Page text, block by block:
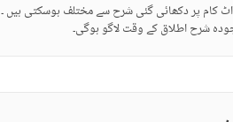
کام پر دکھائی گئی شرح سے مختلف ہوسکتی ہیں ۔
شرح اطلاق کے وقت لاگو ہوگی۔